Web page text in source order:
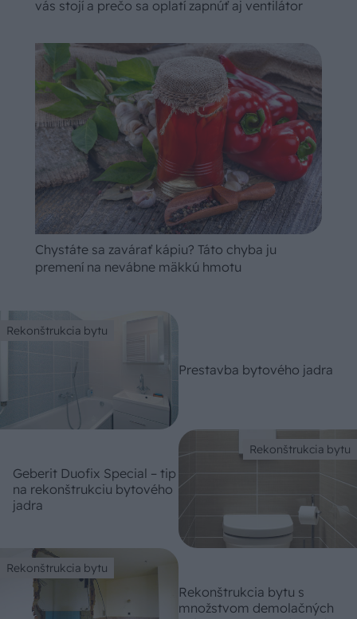
vás stojí a prečo sa oplatí zapnúť aj ventilátor
Chystáte sa zavárať kápiu? Táto chyba ju
premení na nevábne mäkkú hmotu
Rekonštrukcia bytu
Prestavba bytového jadra
Rekonštrukcia bytu
Geberit Duofix Special – tip
na rekonštrukciu bytového
jadra
Rekonštrukcia bytu
Rekonštrukcia bytu s
množstvom demolačných